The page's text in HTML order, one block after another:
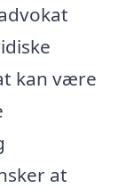
kan være
at